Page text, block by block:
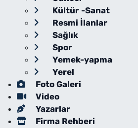
Kültür -Sanat
Resmi İlanlar
Sağlık
Spor
Yemek-yapma
Yerel
Foto Galeri
Video
Yazarlar
Firma Rehberi